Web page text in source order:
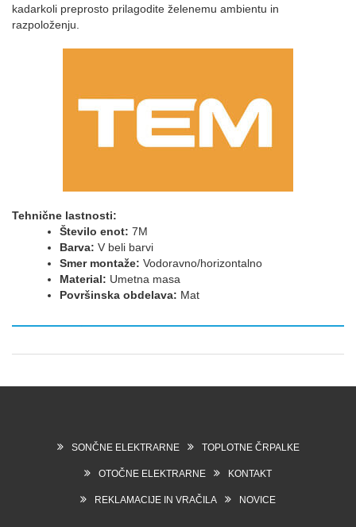
kadarkoli preprosto prilagodite želenemu ambientu in
razpoloženju.
Tehnične lastnosti:
Število enot: 7M
Barva: V beli barvi
Smer montaže: Vodoravno/horizontalno
Material: Umetna masa
Površinska obdelava: Mat
SONČNE ELEKTRARNE TOPLOTNE ČRPALKE
OTOČNE ELEKTRARNE KONTAKT
REKLAMACIJE IN VRAČILA NOVICE